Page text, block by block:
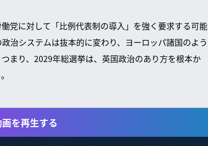
党に対して「比例代表制の導入」を強く要求する可能
治システムは抜本的に変わり、ヨーロッパ諸国のよう
まり、2029年総選挙は、英国政治のあり方を根本か
を再生する